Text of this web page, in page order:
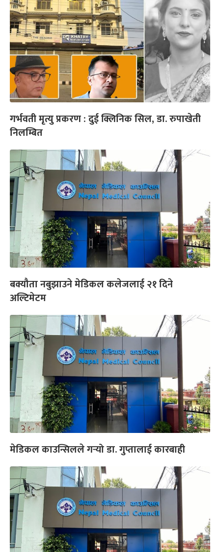
गर्भवती मृत्यु प्रकरण : दुई क्लिनिक सिल, डा. रुपाखेती
निलम्बित
बक्यौता नबुझाउने मेडिकल कलेजलाई २१ दिने
अल्टिमेटम
मेडिकल काउन्सिलले गर्‍यो डा. गुप्तालाई कारबाही